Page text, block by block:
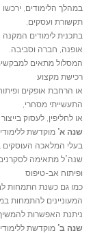
במהלך הלימודים, ירכשו
תקשורת ועסקים,
בתכנית לימודים
אופנה, חברה וסביבה.
המסלול מתאים
רכישת מקצוע
או הרחבת אופקים
התעשייתי מסחרי,
או לחליפין, לעסוק
שנה א’ מוקדשת
בעלי המלאכה העוסקים
שנה”ל מתאימה לסקרנים
ופיתוח אב-טיפוס
כמו גם כשנת התמחות
המעוניינים להתמחות
ניתנת האפשרות
שנה ב’ מוקדשת